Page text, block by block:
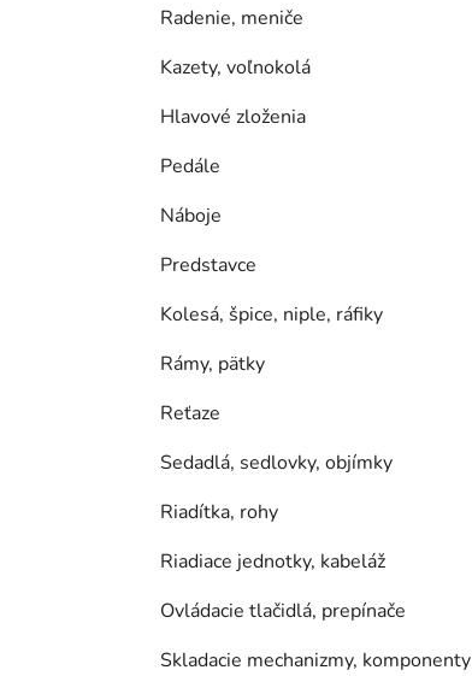
Radenie, meniče
Kazety, voľnokolá
Hlavové zloženia
Pedále
Náboje
Predstavce
Kolesá, špice, niple, ráfiky
Rámy, pätky
Reťaze
Sedadlá, sedlovky, objímky
Riadítka, rohy
Riadiace jednotky, kabeláž
Ovládacie tlačidlá, prepínače
Skladacie mechanizmy, komponenty